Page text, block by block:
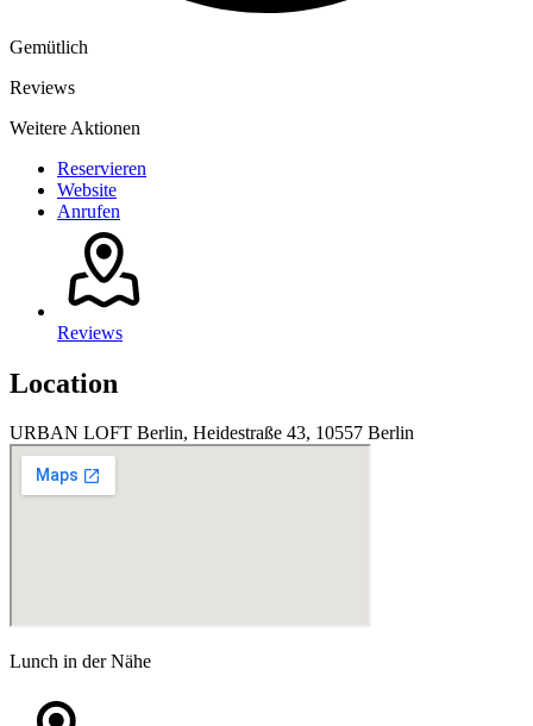
Gemütlich
Reviews
Weitere Aktionen
Reservieren
Website
Anrufen
Reviews
Location
URBAN LOFT Berlin, Heidestraße 43, 10557 Berlin
Lunch in der Nähe